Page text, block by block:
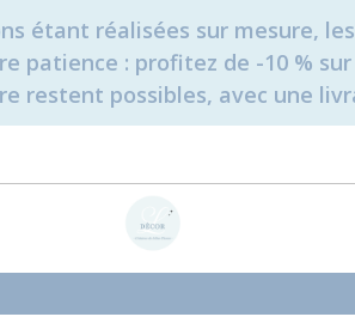
étant réalisées sur mesure,
: profitez de -10 % sur
restent possibles, avec une